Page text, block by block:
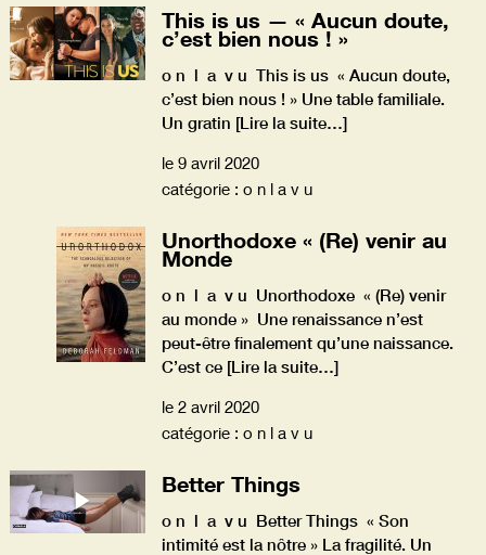
This is us — « Aucun doute,
c’est bien nous ! »
o n l a v u This is us « Aucun doute,
c’est bien nous ! » Une table familiale.
Un gratin [Lire la suite…]
le 9 avril 2020
catégorie : o n l a v u
Unorthodoxe « (Re) venir au
Monde
o n l a v u Unorthodoxe « (Re) venir
au monde » Une renaissance n’est
peut-être finalement qu’une naissance.
C’est ce [Lire la suite…]
le 2 avril 2020
catégorie : o n l a v u
Better Things
o n l a v u Better Things « Son
intimité est la nôtre » La fragilité. Un